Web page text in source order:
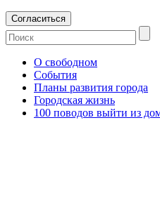
Согласиться
О свободном
События
Планы развития города
Городская жизнь
100 поводов выйти из